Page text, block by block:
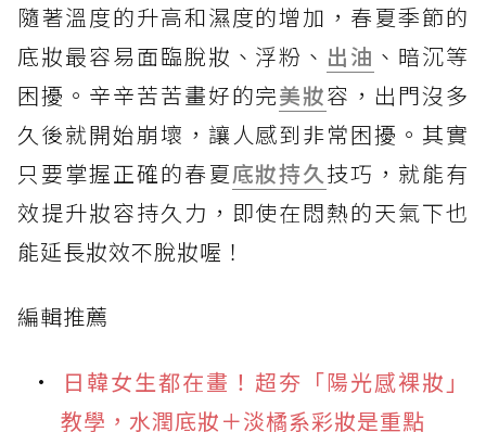
隨著溫度的升高和濕度的增加，春夏季節的
底妝最容易面臨脫妝、浮粉、 出油 、暗沉等
困擾。辛辛苦苦畫好的完美妝容，出門沒多
久後就開始崩壞，讓人感到非常困擾。其實
只要掌握正確的春夏底妝持久技巧，就能有
效提升妝容持久力，即使在悶熱的天氣下也
能延長妝效不脫妝喔！
編輯推薦
日韓女生都在畫！超夯「陽光感裸妝」
教學，水潤底妝＋淡橘系彩妝是重點